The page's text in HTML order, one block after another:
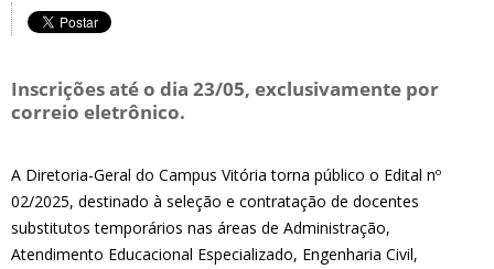
Inscrições até o dia 23/05, exclusivamente por
correio eletrônico.
A Diretoria-Geral do Campus Vitória torna público o Edital nº
02/2025, destinado à seleção e contratação de docentes
substitutos temporários nas áreas de Administração,
Atendimento Educacional Especializado, Engenharia Civil,